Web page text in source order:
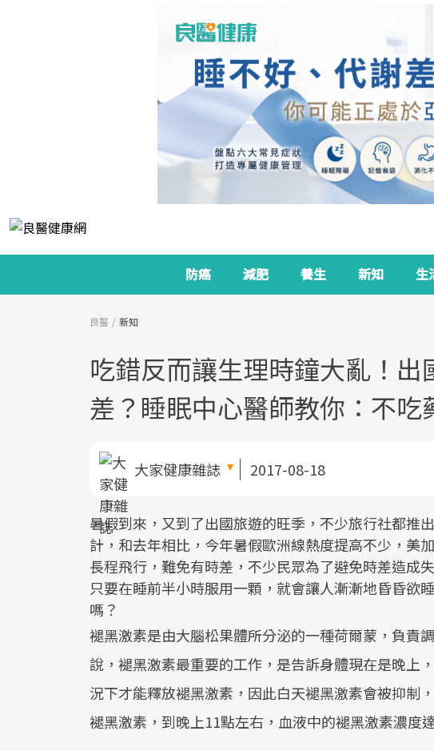
防癌 減肥 養生 新知 生
良醫 新知
吃錯反而讓生理時鐘大亂！
差？睡眠中心醫師教你：不吃
大家健康雜誌 2017-08-18
暑假到來，又到了出國旅遊的旺季，不少旅行社都推
計，和去年相比，今年暑假歐洲線熱度提高不少，美
長程飛行，難免有時差，不少民眾為了避免時差造成
只要在睡前半小時服用一顆，就會讓人漸漸地昏昏欲
嗎？
褪黑激素是由大腦松果體所分泌的一種荷爾蒙，負責
說，褪黑激素最重要的工作，是告訴身體現在是晚上
況下才能釋放褪黑激素，因此白天褪黑激素會被抑制
褪黑激素，到晚上11點左右，血液中的褪黑激素濃度